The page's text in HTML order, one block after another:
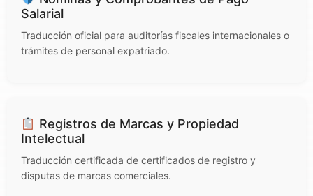
Salarial
Traducción oficial para auditorías fiscales internacionales o
trámites de personal expatriado.
Registros de Marcas y Propiedad
Intelectual
Traducción certificada de certificados de registro y
disputas de marcas comerciales.